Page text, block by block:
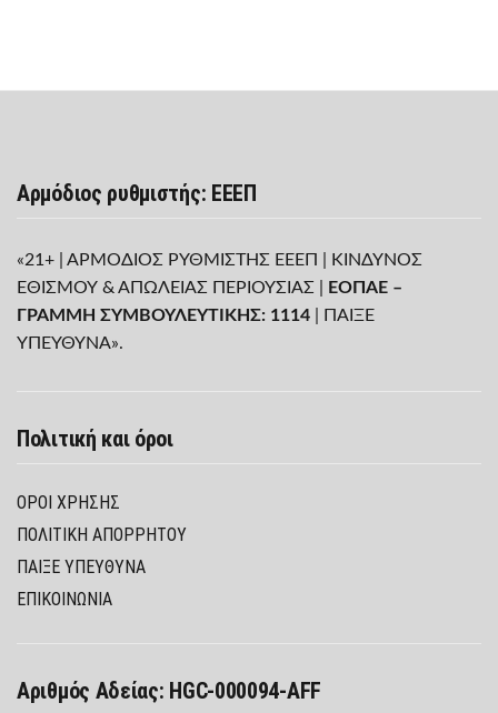
Αρμόδιος ρυθμιστής: ΕΕΕΠ
«21+ | ΑΡΜΟΔΙΟΣ ΡΥΘΜΙΣΤΗΣ ΕΕΕΠ | ΚΙΝΔΥΝΟΣ
ΕΘΙΣΜΟΥ & ΑΠΩΛΕΙΑΣ ΠΕΡΙΟΥΣΙΑΣ |
ΕΟΠΑΕ –
ΓΡΑΜΜΗ ΣΥΜΒΟΥΛΕΥΤΙΚΗΣ: 1114 | ΠΑΙΞΕ
ΥΠΕΥΘΥΝΑ».
Πολιτική και όροι
ΌΡΟΙ ΧΡΉΣΗΣ
ΠΟΛΙΤΙΚΉ ΑΠΟΡΡΉΤΟΥ
ΠΑΊΞΕ ΥΠΕΎΘΥΝΑ
ΕΠΙΚΟΙΝΩΝΙΑ
Αριθμός Αδείας: HGC-000094-AFF